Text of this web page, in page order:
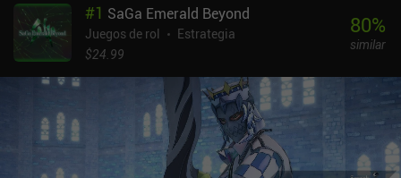
#1 SaGa Emerald Beyond
Juegos de rol
Estrategia
$24.99
80%
similar